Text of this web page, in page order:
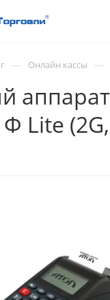
— Онлайн кассы —
аппарат
Lite